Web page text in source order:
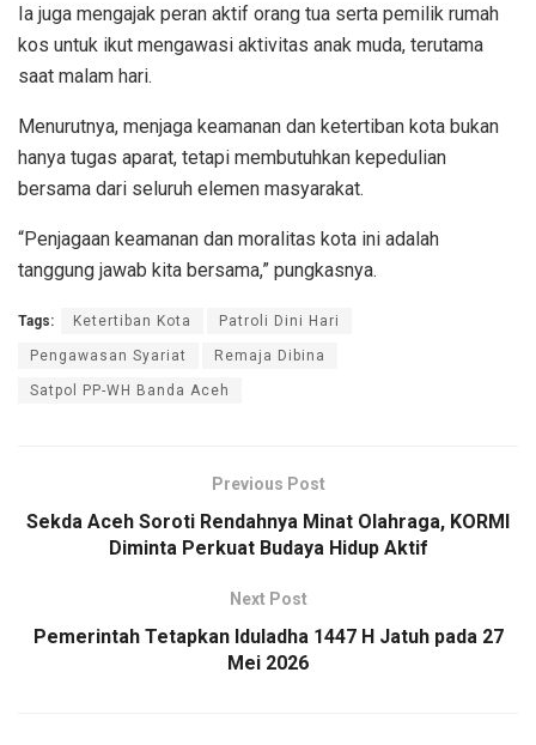
Ia juga mengajak peran aktif orang tua serta pemilik rumah
kos untuk ikut mengawasi aktivitas anak muda, terutama
saat malam hari.
Menurutnya, menjaga keamanan dan ketertiban kota bukan
hanya tugas aparat, tetapi membutuhkan kepedulian
bersama dari seluruh elemen masyarakat.
“Penjagaan keamanan dan moralitas kota ini adalah
tanggung jawab kita bersama,” pungkasnya.
Tags: Ketertiban Kota Patroli Dini Hari
Pengawasan Syariat Remaja Dibina
Satpol PP-WH Banda Aceh
Previous Post
Sekda Aceh Soroti Rendahnya Minat Olahraga, KORMI
Diminta Perkuat Budaya Hidup Aktif
Next Post
Pemerintah Tetapkan Iduladha 1447 H Jatuh pada 27
Mei 2026